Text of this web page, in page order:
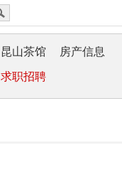
昆山茶馆 房产信息
求职招聘